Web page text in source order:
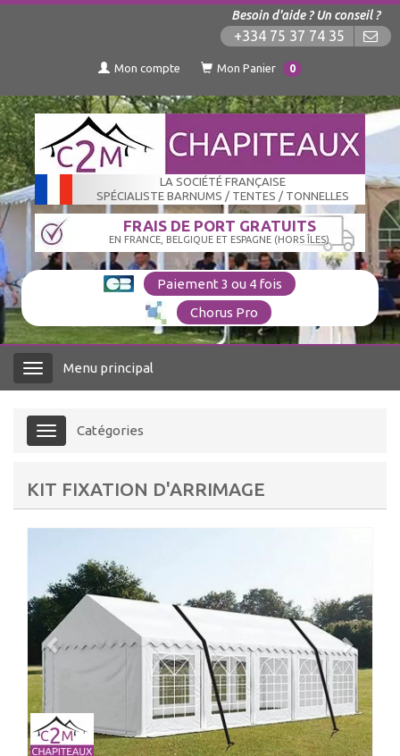
Besoin d'aide ? Un conseil ?
+334 75 37 74 35
Mon compte Mon Panier 0
LA SOCIÉTÉ FRANÇAISE
SPÉCIALISTE BARNUMS / TENTES / TONNELLES
FRAIS DE PORT GRATUITS
EN FRANCE, BELGIQUE ET ESPAGNE (HORS ÎLES)
Paiement 3 ou 4 fois
Chorus Pro
Menu Menu principal
Menu Catégories
KIT FIXATION D'ARRIMAGE